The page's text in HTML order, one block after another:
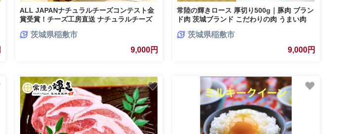
ALL JAPANナチュラルチーズコンテスト金
賞受賞！チーズ工房直送 ナチュラルチーズ
る チーズ ワイン ウィスキー つまみ [0968]
茨城県稲敷市
9,000円
常陸の輝きロース 厚切り500g｜豚肉 ブラン
ド肉 茨城ブランド こだわりの肉 うまい肉
茨城県稲敷市
9,000円